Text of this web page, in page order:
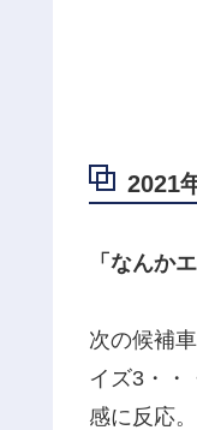
2021
「なんか
次の候補
イズ3・・
感に反応